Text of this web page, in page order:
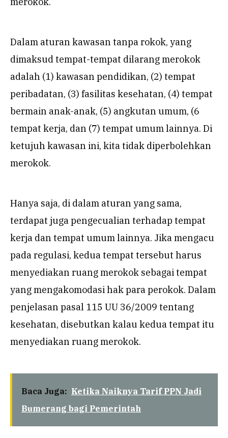
Dalam aturan kawasan tanpa rokok, yang
dimaksud tempat-tempat dilarang merokok
adalah (1) kawasan pendidikan, (2) tempat
peribadatan, (3) fasilitas kesehatan, (4) tempat
bermain anak-anak, (5) angkutan umum, (6
tempat kerja, dan (7) tempat umum lainnya. Di
ketujuh kawasan ini, kita tidak diperbolehkan
merokok.
Hanya saja, di dalam aturan yang sama,
terdapat juga pengecualian terhadap tempat
kerja dan tempat umum lainnya. Jika mengacu
pada regulasi, kedua tempat tersebut harus
menyediakan ruang merokok sebagai tempat
yang mengakomodasi hak para perokok. Dalam
penjelasan pasal 115 UU 36/2009 tentang
kesehatan, disebutkan kalau kedua tempat itu
menyediakan ruang merokok.
Baca Juga: Ketika Naiknya Tarif PPN Jadi
Bumerang bagi Pemerintah